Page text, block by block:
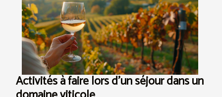
Activités à faire lors d'un séjour dans un